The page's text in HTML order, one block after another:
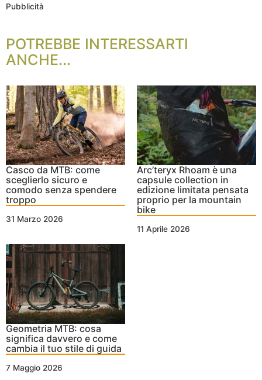
Pubblicità
POTREBBE INTERESSARTI
ANCHE...
Casco da MTB: come
sceglierlo sicuro e
comodo senza spendere
troppo
31 Marzo 2026
Arc’teryx Rhoam è una
capsule collection in
edizione limitata pensata
proprio per la mountain
bike
11 Aprile 2026
Geometria MTB: cosa
significa davvero e come
cambia il tuo stile di guida
7 Maggio 2026